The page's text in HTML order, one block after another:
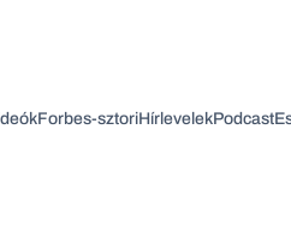
Forbes-sztoriHírlevelekPodcast